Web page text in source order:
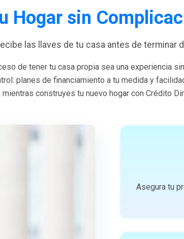
Hogar sin
las llaves de tu casa antes de terminar
de tener tu casa propia sea una experiencia
planes de financiamiento a tu medida y
mientras construyes tu nuevo hogar con Crédito
Asegura tu